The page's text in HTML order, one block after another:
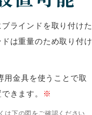
ラインドを取り付けた
は重量のため取り付け
用金具を使うことで取
きます。
※
は下の図をご確認ください